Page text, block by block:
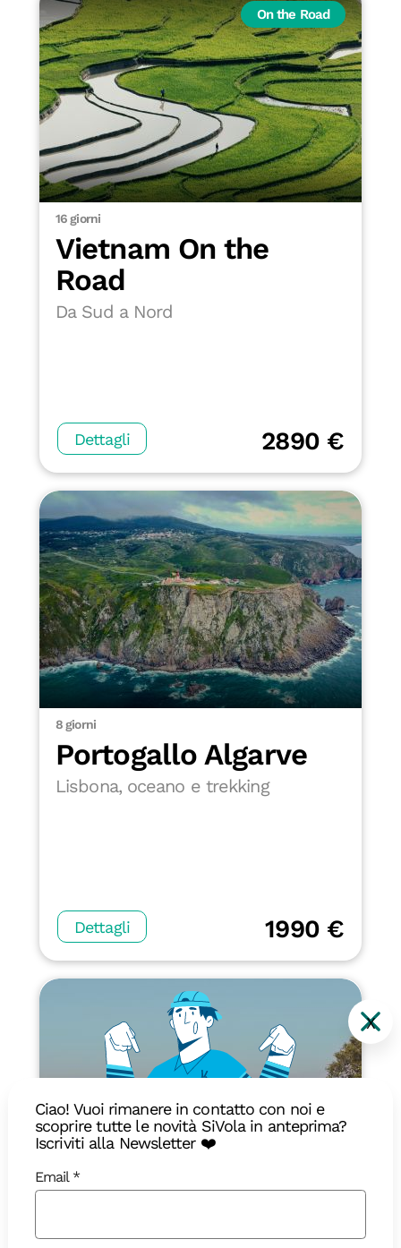
On the Road
16 giorni
Vietnam On the
Road
Da Sud a Nord
Dettagli 2890 €
8 giorni
Portogallo Algarve
Lisbona, oceano e trekking
Dettagli 1990 €
X
Ciao! Vuoi rimanere in contatto con noi e
scoprire tutte le novità SiVola in anteprima?
Iscriviti alla Newsletter ❤️
Email